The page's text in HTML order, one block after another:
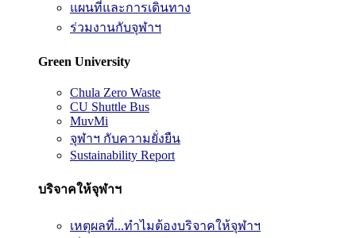
แผนที่และการเดินทาง
ร่วมงานกับจุฬาฯ
Green University
Chula Zero Waste
CU Shuttle Bus
MuvMi
จุฬาฯ กับความยั่งยืน
Sustainability Report
บริจาคให้จุฬาฯ
เหตุผลที่...ทำไมต้องบริจาคให้จุฬาฯ